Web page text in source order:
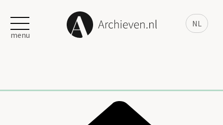
NL
menu